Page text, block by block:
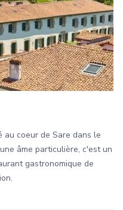
coeur de Sare dans le
âme particulière, c'est un
gastronomique de